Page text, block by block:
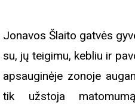
Jonavos Šlaito gatvės
su, jų teigimu, kebliu ir
apsauginėje zonoje
tik užstoja